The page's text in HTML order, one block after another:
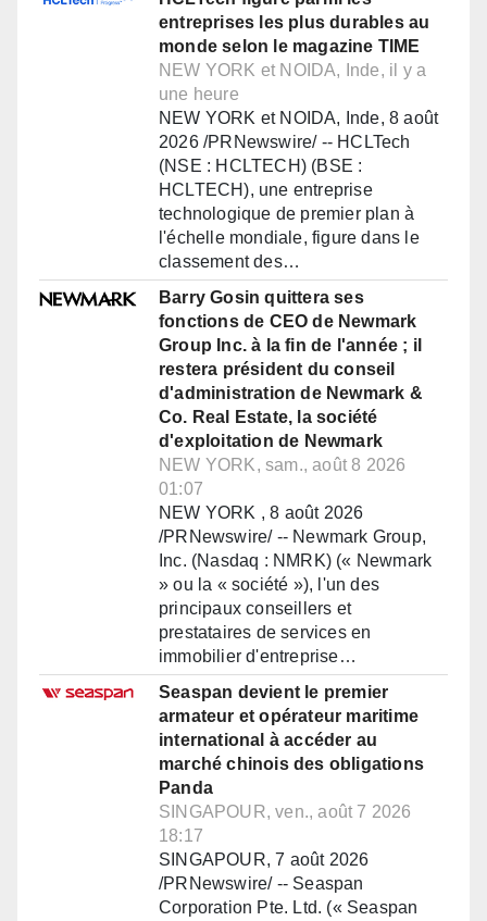
entreprises les plus durables au
monde selon le magazine TIME
NEW YORK et NOIDA, Inde, il y a
une heure
NEW YORK et NOIDA, Inde, 8 août
2026 /PRNewswire/ -- HCLTech
(NSE : HCLTECH) (BSE :
HCLTECH), une entreprise
technologique de premier plan à
l'échelle mondiale, figure dans le
classement des…
Barry Gosin quittera ses
fonctions de CEO de Newmark
Group Inc. à la fin de l'année ; il
restera président du conseil
d'administration de Newmark &
Co. Real Estate, la société
d'exploitation de Newmark
NEW YORK, sam., août 8 2026
01:07
NEW YORK , 8 août 2026
/PRNewswire/ -- Newmark Group,
Inc. (Nasdaq : NMRK) (« Newmark
» ou la « société »), l'un des
principaux conseillers et
prestataires de services en
immobilier d'entreprise…
Seaspan devient le premier
armateur et opérateur maritime
international à accéder au
marché chinois des obligations
Panda
SINGAPOUR, ven., août 7 2026
18:17
SINGAPOUR, 7 août 2026
/PRNewswire/ -- Seaspan
Corporation Pte. Ltd. (« Seaspan